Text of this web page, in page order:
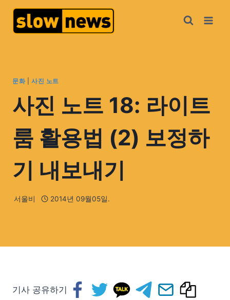
문화| 사진 노트
사진 노트 18: 라이트
룸 활용법 (2) 보정하
기 내보내기
서울비 2014년 09월05일.
기사 공유하기